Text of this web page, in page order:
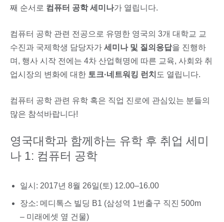
째 순서로 컴퓨터 공학 세미나가 열립니다.
컴퓨터 공학 관련 전공으로 유명한 영국의 3개 대학교 교
수진과 국제학생 담당자가 세미나 및 질의응답을 진행하
며, 행사 시작 전에는 4차 산업혁명에 따른 교육, 사회와 취
업시장의 변화에 대한 토크·네트워킹 런치 도 열립니다.
컴퓨터 공학 관련 유학 혹은 직업 진로에 관심있는 분들의
많은 참석바랍니다!
영국대학과 함께하는 유학 후 취업 세미
나 1: 컴퓨터 공학
일시: 2017년 8월 26일(토) 12.00–16.00
장소: 메디톡스 빌딩 B1 (삼성역 1번출구 직진 500m
– 미래에셋 옆 건물)